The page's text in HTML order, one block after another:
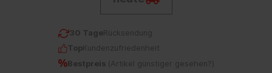
30 TageRücksendung
TopKundenzufriedenheit
Bestpreis ( Artikel günstiger gesehen? )